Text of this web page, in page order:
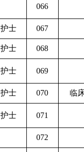
066
护士 067
护士 068
护士 069
护士 070 临
护士 071
072